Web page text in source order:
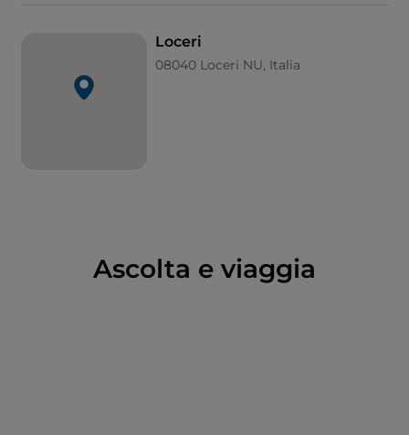
ogliastrini. La tradizione dell’olivicoltura è famosa, per
conoscerla potrai visitare il museo etnografico sa
Domu ‘e s’olia, allestito in un frantoio del 1910, nel
cuore del paese. In una serie di ambienti, attraverso
altro frantoio ristrutturato, vengono organizzate
mostre ed eventi culturali.
Loceri
08040 Loceri NU, Italia
Ascolta e viaggia